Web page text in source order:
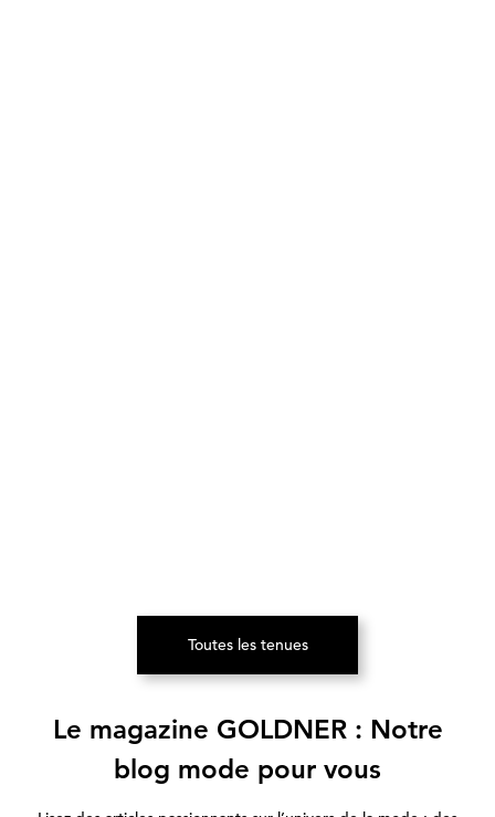
Toutes les tenues(S’ouvre dans un nouvel onglet)
Le magazine GOLDNER : Notre
blog mode pour vous